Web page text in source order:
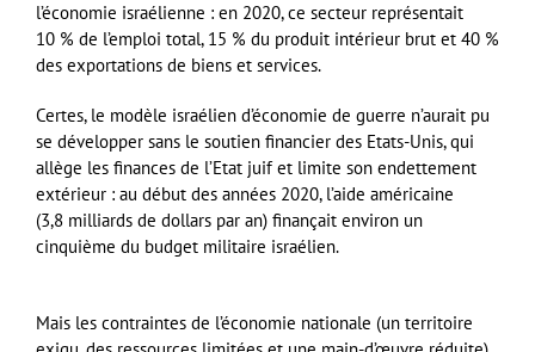
l’économie israélienne : en 2020, ce secteur représentait
10 % de l’emploi total, 15 % du produit intérieur brut et 40 %
des exportations de biens et services.
Certes, le modèle israélien d’économie de guerre n’aurait pu
se développer sans le soutien financier des Etats-Unis, qui
allège les finances de l’Etat juif et limite son endettement
extérieur : au début des années 2020, l’aide américaine
(3,8 milliards de dollars par an) finançait environ un
cinquième du budget militaire israélien.
Mais les contraintes de l’économie nationale (un territoire